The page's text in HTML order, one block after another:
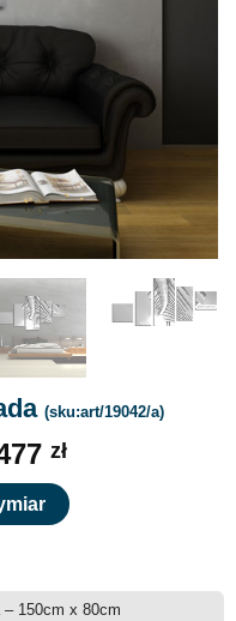
(sku:art/19042/a)
zł
– 150cm x 80cm